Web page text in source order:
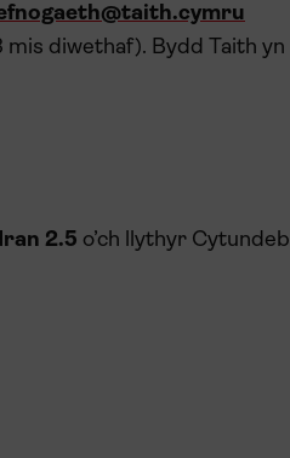
mis diwethaf). Bydd Taith yn
2.5 o’ch llythyr Cytundeb